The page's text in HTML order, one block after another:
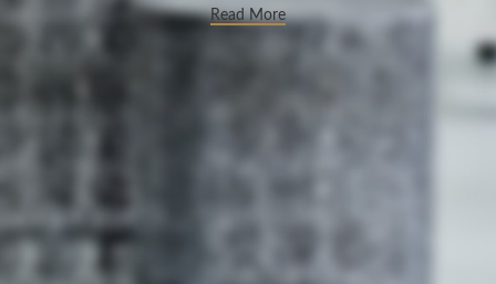
Read More